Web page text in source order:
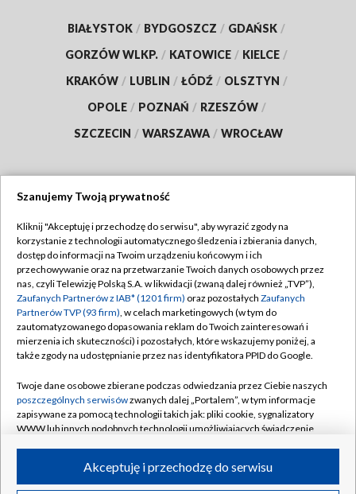
BIAŁYSTOK / BYDGOSZCZ / GDAŃSK /
GORZÓW WLKP. / KATOWICE / KIELCE /
KRAKÓW / LUBLIN / ŁÓDŹ / OLSZTYN /
OPOLE / POZNAŃ / RZESZÓW /
SZCZECIN / WARSZAWA / WROCŁAW
TVP
Abonament TVP
Emisja w TVP
Centrum informacji TVP
Naziemna Telewizja Cyfrowa
Rada Programowa
System NOS
Informacje o nadawcy
Program dla prasy
Regulamin TVP
Polityka prywatności
Moje zgody
Pomoc
Kontakt
Kanały
©2026 Telewizja Polska S.A. w likwidacji
Szanujemy Twoją prywatność
Kliknij "Akceptuję i przechodzę do serwisu", aby wyrazić zgody na
korzystanie z technologii automatycznego śledzenia i zbierania danych,
dostęp do informacji na Twoim urządzeniu końcowym i ich
przechowywanie oraz na przetwarzanie Twoich danych osobowych przez
nas, czyli Telewizję Polską S.A. w likwidacji (zwaną dalej również „TVP”),
Zaufanych Partnerów z IAB* (1201 firm) oraz pozostałych Zaufanych
Partnerów TVP (93 firm), w celach marketingowych (w tym do
zautomatyzowanego dopasowania reklam do Twoich zainteresowań i
mierzenia ich skuteczności) i pozostałych, które wskazujemy poniżej, a
także zgody na udostępnianie przez nas identyfikatora PPID do Google.
Twoje dane osobowe zbierane podczas odwiedzania przez Ciebie naszych
poszczególnych serwisówzwanych dalej „Portalem”, w tym informacje
zapisywane za pomocą technologii takich jak: pliki cookie, sygnalizatory
WWW lub innych podobnych technologii umożliwiających świadczenie
ruchu w Internecie.Akceptuję i przechodzę do serwisu